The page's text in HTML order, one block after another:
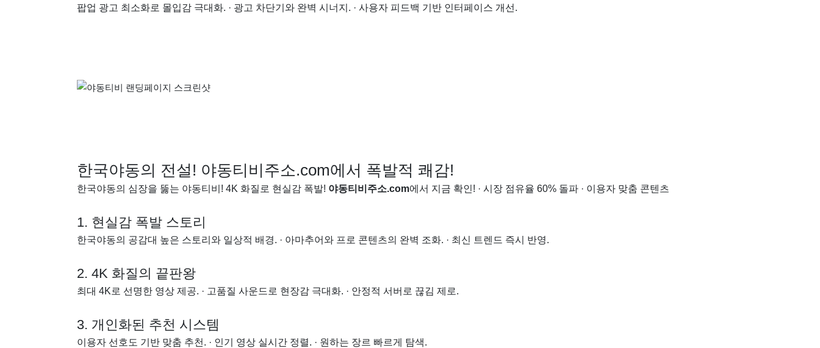
팝업 광고 최소화로 몰입감 극대화. · 광고 차단기와 완벽 시너지. · 사용자 피드백 기반 인터페이스 개선.
한국야동의 전설! 야동티비주소.com에서 폭발적 쾌감!
한국야동의 심장을 뚫는 야동티비! 4K 화질로 현실감 폭발! 야동티비주소.com에서 지금 확인! · 시장 점유율 60% 돌파 · 이용자 맞춤 콘텐츠
1. 현실감 폭발 스토리
한국야동의 공감대 높은 스토리와 일상적 배경. · 아마추어와 프로 콘텐츠의 완벽 조화. · 최신 트렌드 즉시 반영.
2. 4K 화질의 끝판왕
최대 4K로 선명한 영상 제공. · 고품질 사운드로 현장감 극대화. · 안정적 서버로 끊김 제로.
3. 개인화된 추천 시스템
이용자 선호도 기반 맞춤 추천. · 인기 영상 실시간 정렬. · 원하는 장르 빠르게 탐색.